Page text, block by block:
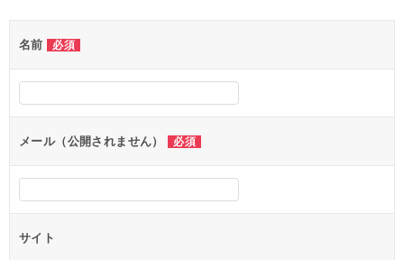
ー
シ
ン
名前 必須
メール（公開されません） 必須
サイト